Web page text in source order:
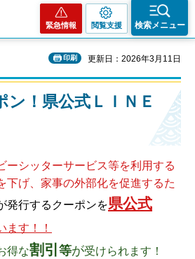
緊急情報 閲覧支援 検索メニュー
印刷 更新日：2026年3月11日
ン！県公式ＬＩＮＥ
ーシッターサービス等を利用する
下げ、家事の外部化を促進するた
発行するクーポンを県公式
ます！！
得な割引 等が受けられます！